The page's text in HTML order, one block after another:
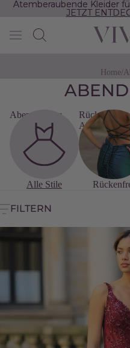
Atemberaubende Kleider
JETZT
Atemberaubende Kleider
JETZT
Home/
Abendkleider
Alle Stile
Rückenfreie
Abendkleider
FILTERN